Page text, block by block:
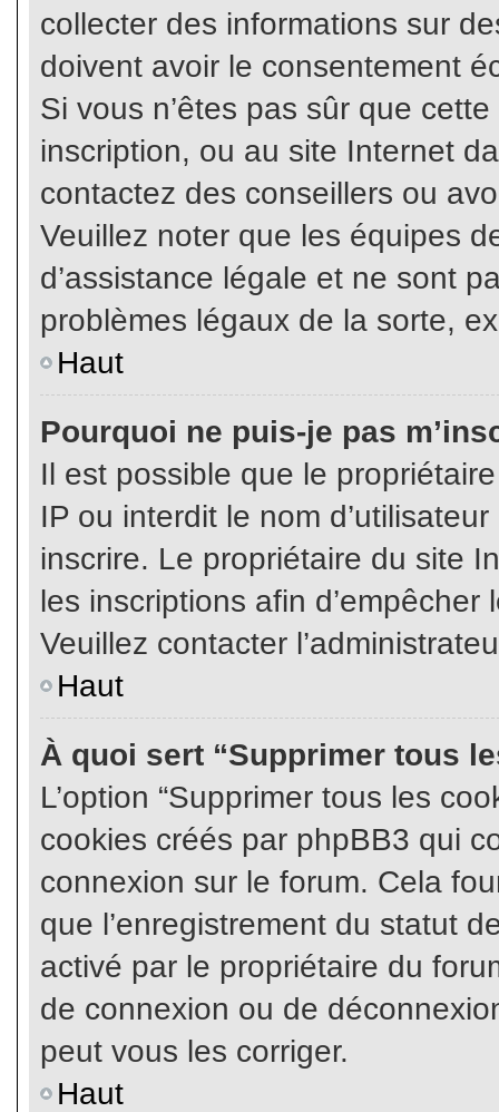
collecter des informations sur
doivent avoir le consentement
Si vous n’êtes pas sûr que
inscription, ou au site Internet
contactez des conseillers ou
Veuillez noter que les équipes
d’assistance légale et ne sont
problèmes légaux de la sorte,
Haut
Pourquoi ne puis-je pas
Il est possible que le
IP ou interdit le nom
inscrire. Le propriétaire du site
les inscriptions afin d’empêcher
Veuillez contacter
Haut
À quoi sert “Supprimer tous
L’option “Supprimer tous les
cookies créés par phpBB3 qui
connexion sur le forum. Cela
que l’enregistrement du statut
activé par le propriétaire du
de connexion ou de
peut vous les corriger.
Haut